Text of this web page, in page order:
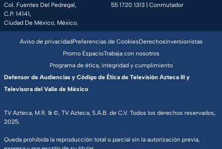
Col. Fuentes Del Pedregal,
C.P. 14141,
Ciudad De México, México.
55 1720 1313 | Conmutador
TV Azteca, M.R. & ©, TV Azteca, S.A.B. de C.V. Todos los derechos reservados,
2025.
Queda prohibida la reproducción total o parcial sin la autorización previa,
Aviso de privacidadPreferencias de CookiesDerechosInversionistas
Promo EspacioTrabaja con nosotros
Programa de ética, integridad y cumplimiento
Defensor de Audiencias y Código de Ética de Televisión Azteca III y
Televisora del Valle de México